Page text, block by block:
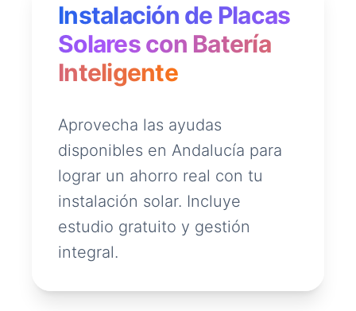
Instalación de Placas
Solares con Batería
Inteligente
Aprovecha las ayudas
disponibles en Andalucía para
lograr un ahorro real con tu
instalación solar. Incluye
estudio gratuito y gestión
integral.